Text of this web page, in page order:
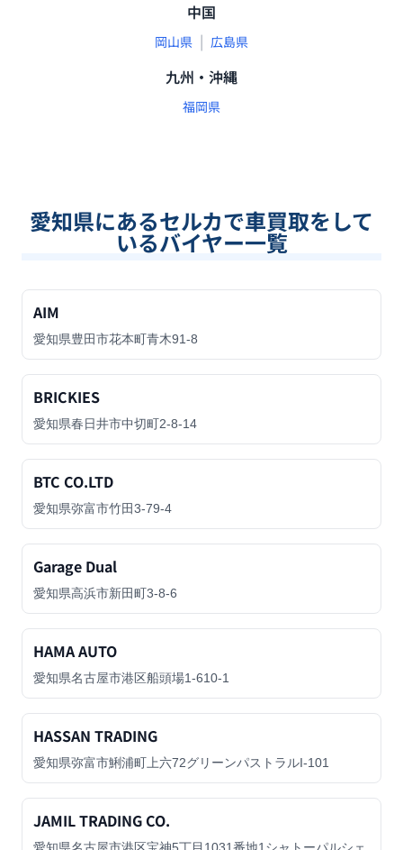
中国
岡山県 | 広島県
九州・沖縄
福岡県
愛知県にあるセルカで車買取をして
いるバイヤー一覧
AIM
愛知県豊田市花本町青木91-8
BRICKIES
愛知県春日井市中切町2-8-14
BTC CO.LTD
愛知県弥富市竹田3-79-4
Garage Dual
愛知県高浜市新田町3-8-6
HAMA AUTO
愛知県名古屋市港区船頭場1-610-1
HASSAN TRADING
愛知県弥富市鯏浦町上六72グリーンパストラルI-101
JAMIL TRADING CO.